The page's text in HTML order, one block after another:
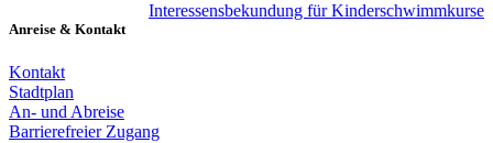
Interessensbekundung für Kinderschwimmkurse
Anreise & Kontakt
Kontakt
Stadtplan
An- und Abreise
Barrierefreier Zugang